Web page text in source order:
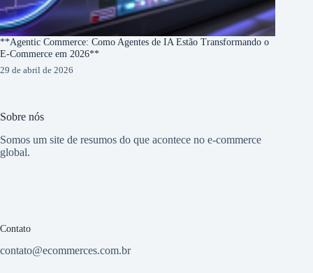
**Agentic Commerce: Como Agentes de IA Estão Transformando o
E-Commerce em 2026**
29 de abril de 2026
Sobre nós
Somos um site de resumos do que acontece no e-commerce
global.
Contato
contato@ecommerces.com.br